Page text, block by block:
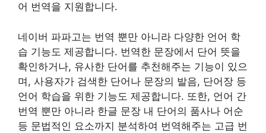
어 번역을 지원합니다.
네이버 파파고는 번역 뿐만 아니라 다양한 언어 학
습 기능도 제공합니다. 번역한 문장에서 단어 뜻을
확인하거나, 유사한 단어를 추천해주는 기능이 있으
며, 사용자가 검색한 단어나 문장의 발음, 단어장 등
언어 학습을 위한 기능도 제공합니다. 또한, 언어 간
번역 뿐만 아니라 한글 문장 내 단어의 품사나 어순
등 문법적인 요소까지 분석하여 번역해주는 고급 번